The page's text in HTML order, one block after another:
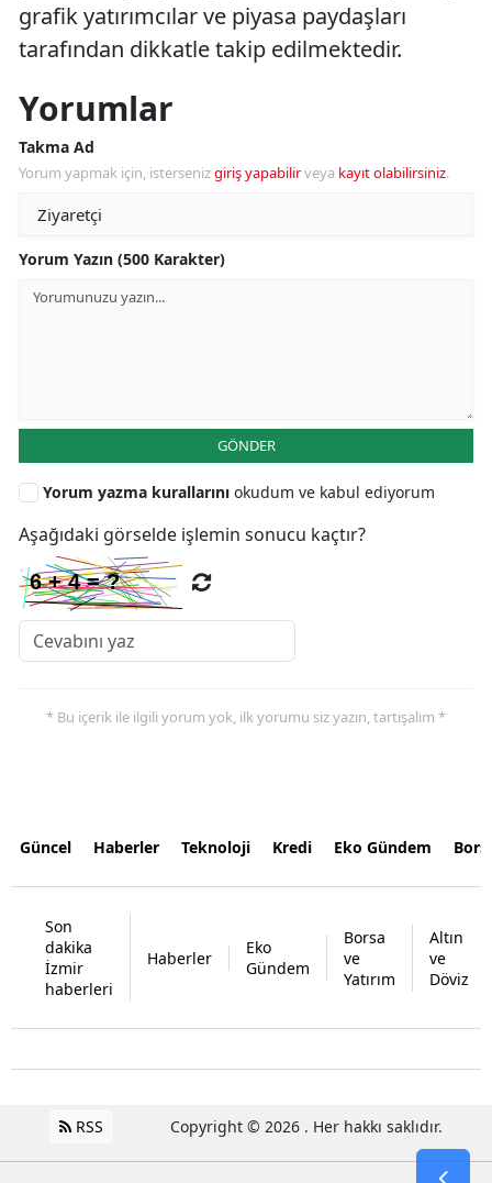
grafik yatırımcılar ve piyasa paydaşları
tarafından dikkatle takip edilmektedir.
Yorumlar
Takma Ad
Yorum yapmak için, istersenizgiriş yapabilirveya kayıt olabilirsiniz.
Yorum Yazın (500 Karakter)
GÖNDER
Yorum yazma kurallarını okudum ve kabul ediyorum
Aşağıdaki görselde işlemin sonucu kaçtır?
* Bu içerik ile ilgili yorum yok, ilk yorumu siz yazın, tartışalım *
Güncel Haberler Teknoloji Kredi Eko Gündem
Son
dakika
İzmir
haberleri
Haberler
Eko
Gündem
Borsa
ve
Yatırım
Altın
ve
Döviz
RSS Copyright © 2026 . Her hakkı saklıdır.